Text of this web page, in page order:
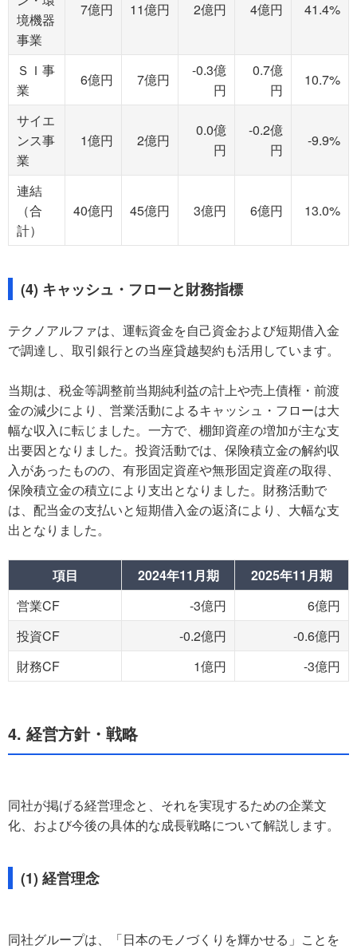
境機器
事業
7億円 11億円 2億円 4億円 41.4%
ＳＩ事
業
6億円 7億円
-0.3億
円
0.7億
円
10.7%
サイエ
ンス事
業
1億円 2億円
0.0億
円
-0.2億
円
-9.9%
連結
（合
計）
40億円 45億円 3億円 6億円 13.0%
(4) キャッシュ・フローと財務指標
テクノアルファは、運転資金を自己資金および短期借入金
で調達し、取引銀行との当座貸越契約も活用しています。
当期は、税金等調整前当期純利益の計上や売上債権・前渡
金の減少により、営業活動によるキャッシュ・フローは大
幅な収入に転じました。一方で、棚卸資産の増加が主な支
出要因となりました。投資活動では、保険積立金の解約収
入があったものの、有形固定資産や無形固定資産の取得、
保険積立金の積立により支出となりました。財務活動で
は、配当金の支払いと短期借入金の返済により、大幅な支
出となりました。
項目 2024年11月期
2025年11月期
営業CF
-3億円
6億円
投資CF
-0.2億円
-0.6億円
財務CF
1億円 -3億円
4. 経営方針・戦略
同社が掲げる経営理念と、それを実現するための企業文
化、および今後の具体的な成長戦略について解説します。
(1) 経営理念
同社グループは、「日本のモノづくりを輝かせる」ことを